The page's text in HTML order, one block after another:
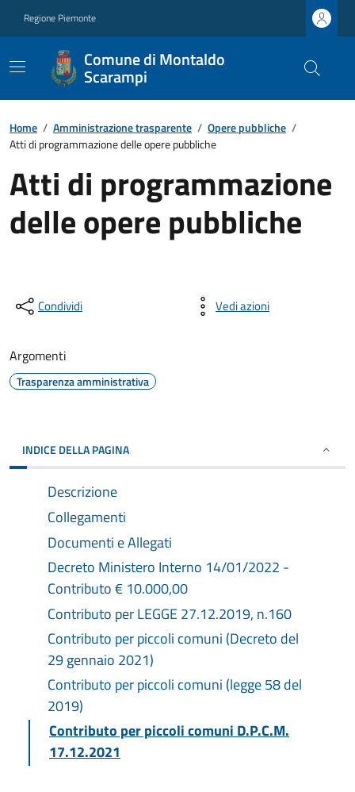
Regione Piemonte
Comune di Montaldo
Scarampi
Home / Amministrazione trasparente / Opere pubbliche /
Atti di programmazione delle opere pubbliche
Atti di programmazione
delle opere pubbliche
Condividi Vedi azioni
Argomenti
Trasparenza amministrativa
INDICE DELLA PAGINA
Descrizione
Collegamenti
Documenti e Allegati
Decreto Ministero Interno 14/01/2022 -
Contributo € 10.000,00
Contributo per LEGGE 27.12.2019, n.160
Contributo per piccoli comuni (Decreto del
29 gennaio 2021)
Contributo per piccoli comuni (legge 58 del
2019)
Contributo per piccoli comuni D.P.C.M.
17.12.2021